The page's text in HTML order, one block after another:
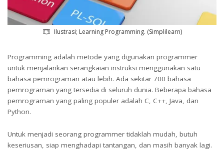
Ilustrasi; Learning Programming. (Simplilearn)
Programming adalah metode yang digunakan programmer
untuk menjalankan serangkaian instruksi menggunakan satu
bahasa pemrograman atau lebih. Ada sekitar 700 bahasa
pemrograman yang tersedia di seluruh dunia. Beberapa bahasa
pemrograman yang paling populer adalah C, C++, Java, dan
Python.
Untuk menjadi seorang programmer tidaklah mudah, butuh
keseriusan, siap menghadapi tantangan, dan masih banyak lagi.